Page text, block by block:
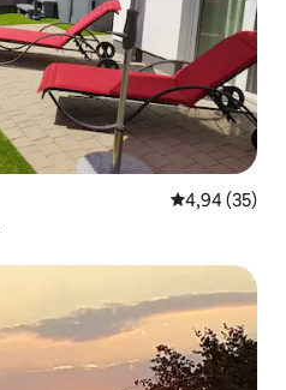
5 üzerinden
4,94 (35)